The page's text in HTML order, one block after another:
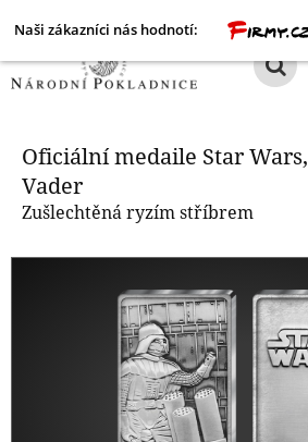
Naši zákazníci nás hodnotí:
Oficiální medaile Star
Vader
Zušlechtěná ryzím stříbrem
Oficiální medaile